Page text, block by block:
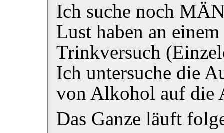
Ich suche noch
Lust haben an
Trinkversuch
Ich untersuche die
von Alkohol auf die
Das Ganze läuft